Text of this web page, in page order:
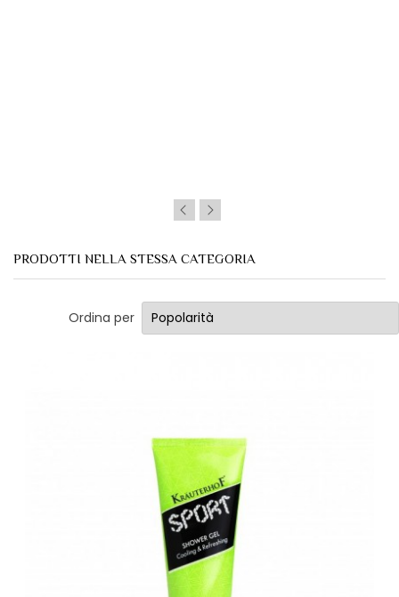
PRODOTTI NELLA STESSA CATEGORIA
Ordina per